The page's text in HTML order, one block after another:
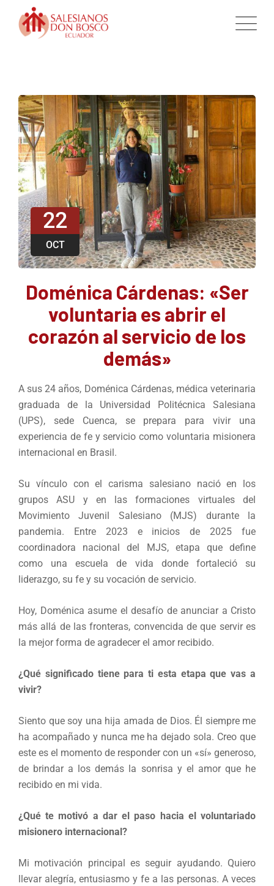
22
OCT
Doménica Cárdenas: «Ser
voluntaria es abrir el
corazón al servicio de los
demás»
A sus 24 años, Doménica Cárdenas, médica veterinaria
graduada de la Universidad Politécnica Salesiana
(UPS), sede Cuenca, se prepara para vivir una
experiencia de fe y servicio como voluntaria misionera
internacional en Brasil.
Su vínculo con el carisma salesiano nació en los
grupos ASU y en las formaciones virtuales del
Movimiento Juvenil Salesiano (MJS) durante la
pandemia. Entre 2023 e inicios de 2025 fue
coordinadora nacional del MJS, etapa que define
como una escuela de vida donde fortaleció su
liderazgo, su fe y su vocación de servicio.
Hoy, Doménica asume el desafío de anunciar a Cristo
más allá de las fronteras, convencida de que servir es
la mejor forma de agradecer el amor recibido.
¿Qué significado tiene para ti esta etapa que vas a
vivir?
Siento que soy una hija amada de Dios. Él siempre me
ha acompañado y nunca me ha dejado sola. Creo que
este es el momento de responder con un «sí» generoso,
de brindar a los demás la sonrisa y el amor que he
recibido en mi vida.
¿Qué te motivó a dar el paso hacia el voluntariado
misionero internacional?
Mi motivación principal es seguir ayudando. Quiero
llevar alegría, entusiasmo y fe a las personas. A veces